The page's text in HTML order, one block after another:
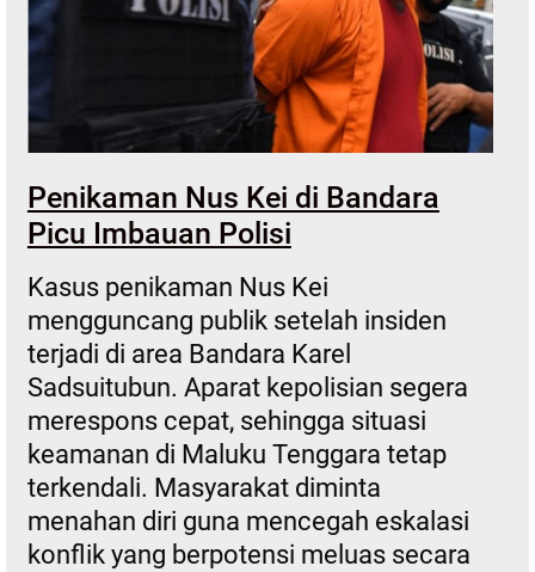
Penikaman Nus Kei di Bandara
Picu Imbauan Polisi
Kasus penikaman Nus Kei
mengguncang publik setelah insiden
terjadi di area Bandara Karel
Sadsuitubun. Aparat kepolisian segera
merespons cepat, sehingga situasi
keamanan di Maluku Tenggara tetap
terkendali. Masyarakat diminta
menahan diri guna mencegah eskalasi
konflik yang berpotensi meluas secara